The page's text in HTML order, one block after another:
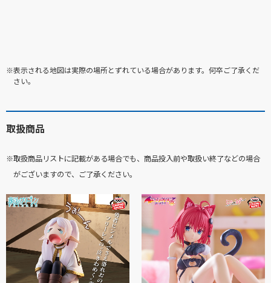
※表示される地図は実際の場所とずれている場合があります。何卒ご了承くだ
さい。
取扱商品
※取扱商品リストに記載がある場合でも、商品投入前や取扱い終了などの場合
がございますので、ご了承ください。